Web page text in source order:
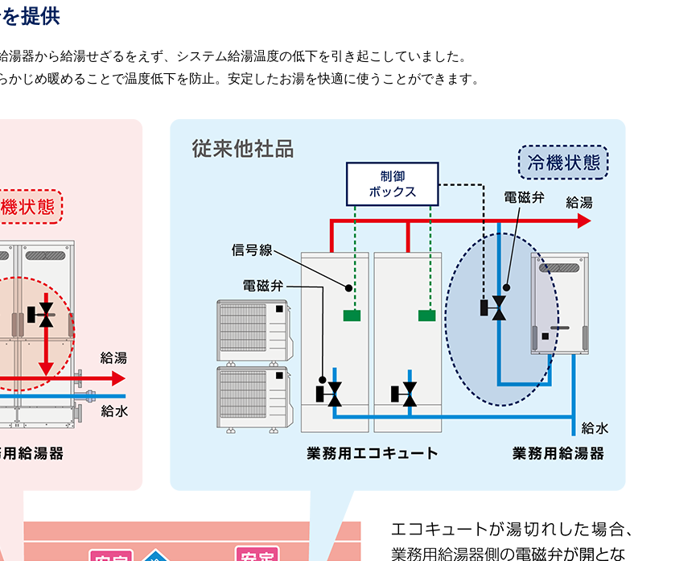
提供
器から給湯せざるをえず、システム給湯温度の低下を引き起こしていました。
じめ暖めることで温度低下を防止。安定したお湯を快適に使うことができます。